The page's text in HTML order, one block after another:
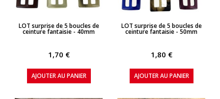
APERÇU RAPIDE
LOT surprise de 5 boucles de
ceinture fantaisie - 40mm
1,70 €
AJOUTER AU PANIER
APERÇU RAPIDE
LOT surprise de 5 boucles de
ceinture fantaisie - 50mm
1,80 €
AJOUTER AU PANIER